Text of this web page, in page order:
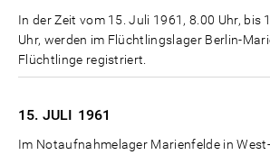
In der Zeit vom 15. Juli 1961, 8.00 Uhr, bis
Uhr, werden im Flüchtlingslager Berlin-
Flüchtlinge registriert.
15. JULI 1961
Im Notaufnahmelager Marienfelde in